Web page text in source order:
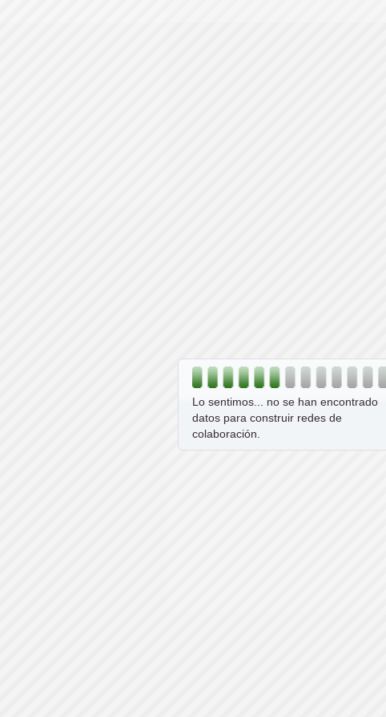
Lo sentimos... no se han encontrado
datos para construir redes de
colaboración.